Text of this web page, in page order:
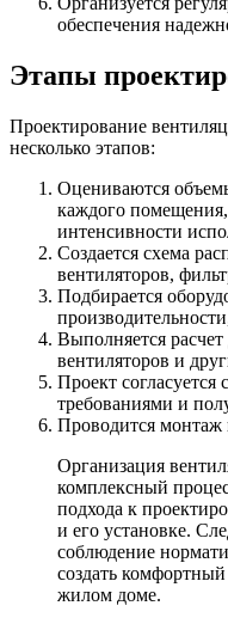
обеспечения
Этапы
Проектирование
несколько этапов:
Оцениваются
каждого помещения,
интенсивности
Создается схема
вентиляторов,
Подбирается
Выполняется
вентиляторов и
Проект
требованиями и
Проводится монтаж
Организация
комплексный
подхода к
и его установке.
соблюдение
создать
жилом доме.